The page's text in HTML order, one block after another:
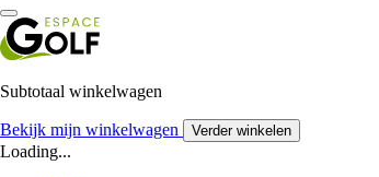
Subtotaal winkelwagen
Bekijk mijn winkelwagen Verder winkelen
Loading...